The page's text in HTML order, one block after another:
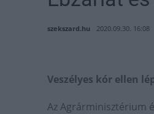
szekszard.hu 2020.09.30. 16:08
Veszélyes kór ellen
Az Agrárminisztérium